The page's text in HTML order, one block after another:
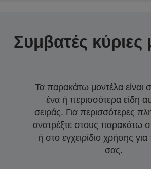
Συμβατές κύριες
Τα παρακάτω μοντέλα είναι
ένα ή περισσότερα είδη
σειράς. Για περισσότερες
ανατρέξτε στους παρακάτω
ή στο εγχειρίδιο χρήσης
σας.